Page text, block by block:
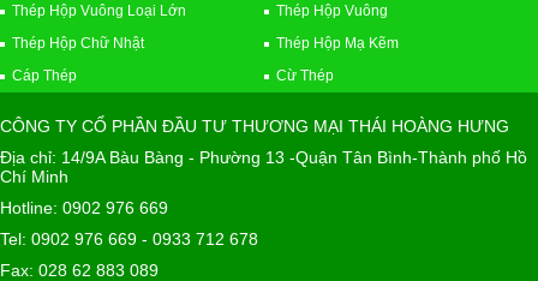
Thép Hộp Vuông Loại Lớn
Thép Hộp Vuông
Thép Hộp Chữ Nhật
Thép Hộp Mạ Kẽm
Cáp Thép
Cừ Thép
CÔNG TY CỔ PHẦN ĐẦU TƯ THƯƠNG MẠI THÁI HOÀNG HƯNG
Địa chỉ: 14/9A Bàu Bàng - Phường 13 -Quận Tân Bình-Thành phố Hồ
Chí Minh
Hotline: 0902 976 669
Tel: 0902 976 669 - 0933 712 678
Fax: 028 62 883 089